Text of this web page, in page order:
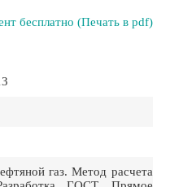
бесплатно (Печать в pdf)
газ. Метод расчета